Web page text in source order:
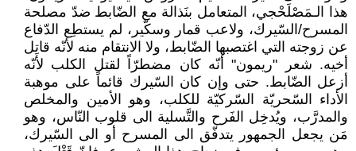
هذا الـمَصْلَحْجي، المتعامل بنَذالة مع الضّابط ضدّ مصلحة
المسرح/السّيرك، ولاعب قمار وسكّير، لم يستطِع الدّفاع
عن زوجته التي اغتصبها الضّابط، ولا الانتقام منه لأنّه قاتِل
أخيه. شعر "ريمون" أنّه كان مضطرّاً لقتل الكلب لأنّه
أزعل الضّابط. حتى وإن كان السّيرك قائماً على موهبة
الأداء السّحريّة السّركيّة للكلب، وهو الأمين والمخلص
والمدرَّب، ويُدخِل الفَرح والتَّسلية الى قلوب النّاس، وهو
مَن يجعل الجمهور يتدفّق الى المسرح أو الى السّيرك،